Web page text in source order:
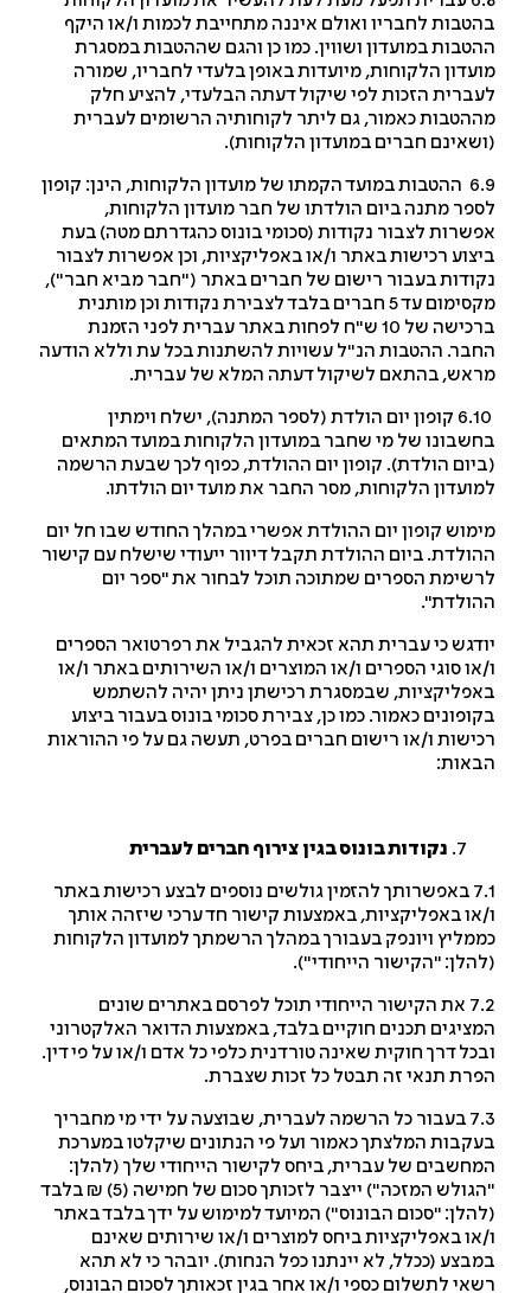
לחבריו ואולם איננה מתחייבת לכמות ו/או היקף
במועדון ושווין. כמו כן והגם שההטבות במסגרת
הלקוחות, מיועדות באופן בלעדי לחבריו, שמורה
הזכות לפי שיקול דעתה הבלעדי, להציע חלק
כאמור, גם ליתר לקוחותיה הרשומים לעברית
חברים במועדון הלקוחות).
6.9 ההטבות במועד הקמתו של מועדון הלקוחות, הינן: קופון
מתנה ביום הולדתו של חבר מועדון הלקוחות,
לצבור נקודות (סכומי בונוס כהגדרתם מטה) בעת
רכישות באתר ו/או באפליקציות, וכן אפשרות לצבור
בעבור רישום של חברים באתר ("חבר מביא חבר"),
מקסימום עד 5 חברים בלבד לצבירת נקודות וכן מותנית
ברכישה של 10 ש"ח לפחות באתר עברית לפני הזמנת
ההטבות הנ"ל עשויות להשתנות בכל עת וללא הודעה
בהתאם לשיקול דעתה המלא של עברית.
6.10 קופון יום הולדת (לספר המתנה), ישלח וימתין
של מי שחבר במועדון הלקוחות במועד המתאים
הולדת). קופון יום ההולדת, כפוף לכך שבעת הרשמה
הלקוחות, מסר החבר את מועד יום הולדתו.
קופון יום ההולדת אפשרי במהלך החודש שבו חל יום
ביום ההולדת תקבל דיוור ייעודי שישלח עם קישור
הספרים שמתוכה תוכל לבחור את "ספר יום
כי עברית תהא זכאית להגביל את רפרטואר הספרים
סוגי הספרים ו/או המוצרים ו/או השירותים באתר ו/או
שבמסגרת רכישתן ניתן יהיה להשתמש
כאמור. כמו כן, צבירת סכומי בונוס בעבור ביצוע
ו/או רישום חברים בפרט, תעשה גם על פי ההוראות
נקודות בונוס בגין צירוף חברים לעברית
7.1 באפשרותך להזמין גולשים נוספים לבצע רכישות באתר
באפליקציות, באמצעות קישור חד ערכי שיזהה אותך
ויונפק בעבורך במהלך הרשמתך למועדון הלקוחות
"הקישור הייחודי").
7.2 את הקישור הייחודי תוכל לפרסם באתרים שונים
תכנים חוקיים בלבד, באמצעות הדואר האלקטרוני
דרך חוקית שאינה טורדנית כלפי כל אדם ו/או על פי דין.
תנאי זה תבטל כל זכות שצברת.
7.3 בעבור כל הרשמה לעברית, שבוצעה על ידי מי מחבריך
המלצתך כאמור ועל פי הנתונים שיקלטו במערכת
של עברית, ביחס לקישור הייחודי שלך (להלן:
"הגולש המזכה") ייצבר לזכותך סכום של חמישה (5) ₪ בלבד
"סכום הבונוס") המיועד למימוש על ידך בלבד באתר
באפליקציות ביחס למוצרים ו/או שירותים שאינם
(ככלל, לא יינתנו כפל הנחות). יובהר כי לא תהא
לתשלום כספי ו/או אחר בגין זכאותך לסכום הבונוס,